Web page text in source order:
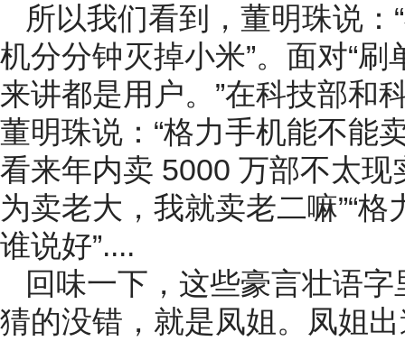
所以我们看到，董明珠说：
机分分钟灭掉小米”。面对“
来讲都是用户。”在科技部和
董明珠说：“格力手机能不能
看来年内卖 5000 万部不太现
为卖老大，我就卖老二嘛”“
谁说好”....
回味一下，这些豪言壮语
猜的没错，就是凤姐。凤姐